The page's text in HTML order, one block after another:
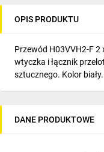
OPIS PRODUKTU
Przewód H03VVH2-F 2
wtyczka i łącznik
sztucznego. Kolor biały.
DANE PRODUKTOWE